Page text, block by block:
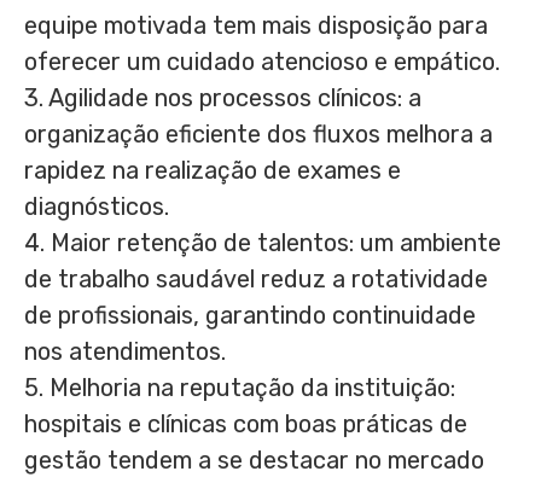
equipe motivada tem mais disposição para
oferecer um cuidado atencioso e empático.
3. Agilidade nos processos clínicos: a
organização eficiente dos fluxos melhora a
rapidez na realização de exames e
diagnósticos.
4. Maior retenção de talentos: um ambiente
de trabalho saudável reduz a rotatividade
de profissionais, garantindo continuidade
nos atendimentos.
5. Melhoria na reputação da instituição:
hospitais e clínicas com boas práticas de
gestão tendem a se destacar no mercado